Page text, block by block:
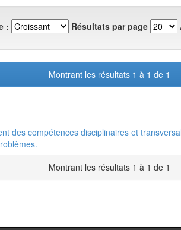
: Résultats par page
Montrant les résultats 1 à 1 de 1
des compétences disciplinaires et
Montrant les résultats 1 à 1 de 1